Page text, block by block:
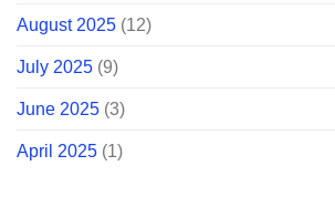
August 2025 (12)
July 2025 (9)
June 2025 (3)
April 2025 (1)